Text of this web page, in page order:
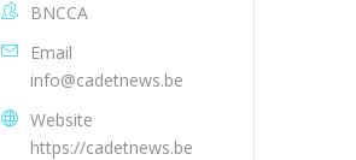
BNCCA
Email
info@cadetnews.be
Website
https://cadetnews.be